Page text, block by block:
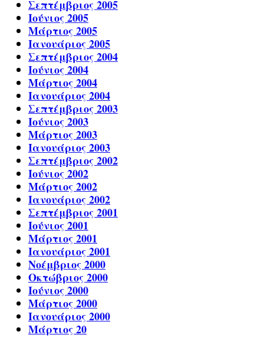
Σεπτέμβριος 2005
Ιούνιος 2005
Μάρτιος 2005
Ιανουάριος 2005
Σεπτέμβριος 2004
Ιούνιος 2004
Μάρτιος 2004
Ιανουάριος 2004
Σεπτέμβριος 2003
Ιούνιος 2003
Μάρτιος 2003
Ιανουάριος 2003
Σεπτέμβριος 2002
Ιούνιος 2002
Μάρτιος 2002
Ιανουάριος 2002
Σεπτέμβριος 2001
Ιούνιος 2001
Μάρτιος 2001
Ιανουάριος 2001
Νοέμβριος 2000
Οκτώβριος 2000
Ιούνιος 2000
Μάρτιος 2000
Ιανουάριος 2000
Μάρτιος 20